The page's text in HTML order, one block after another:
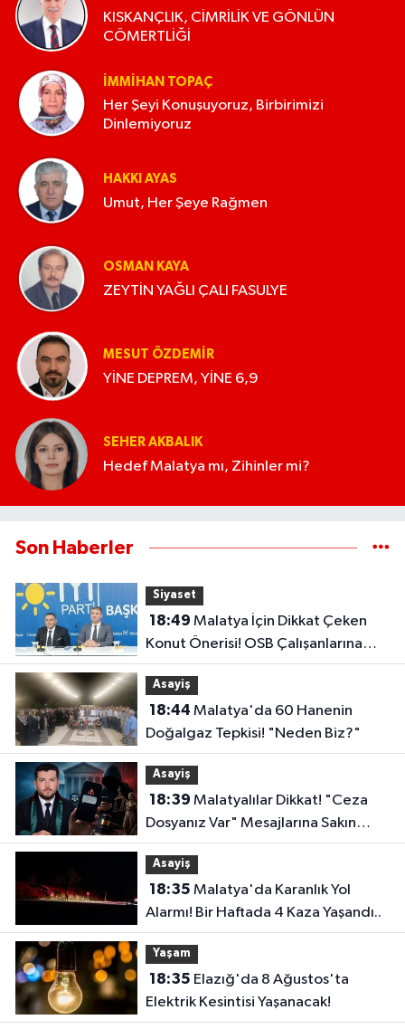
KISKANÇLIK, CİMRİLİK VE GÖNLÜN
CÖMERTLİĞİ
İMMIHAN TOPAÇ
Her Şeyi Konuşuyoruz, Birbirimizi
Dinlemiyoruz
HAKKI AYAS
Umut, Her Şeye Rağmen
OSMAN KAYA
ZEYTİN YAĞLI ÇALI FASULYE
MESUT ÖZDEMIR
YİNE DEPREM, YİNE 6,9
SEHER AKBALIK
Hedef Malatya mı, Zihinler mi?
Son Haberler
Siyaset
18:49
Konut Önerisi! OSB Çalışanlarına
Faizsiz Ev Çağrısı..
Asayiş
18:44
Doğalgaz Tepkisi! "Neden Biz?"
Asayiş
18:39
Dosyanız Var" Mesajlarına Sakın
Kanmayın
Asayiş
18:35
Alarmı! Bir Haftada 4 Kaza Yaşandı..
Yaşam
18:35
Elektrik Kesintisi Yaşanacak!